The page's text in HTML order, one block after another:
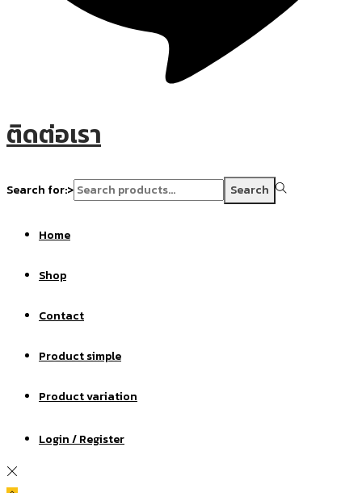
ติดต่อเรา
Search for:> Search
Home
Shop
Contact
Product simple
Product variation
Login / Register